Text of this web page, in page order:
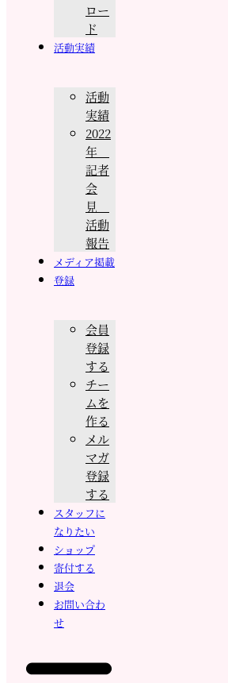
ロー
ド
活動実績
活動
実績
2022
年
記者
会
見
活動
報告
メディア掲載
登録
会員
登録
する
チー
ムを
作る
メル
マガ
登録
する
スタッフに
なりたい
ショップ
寄付する
退会
お問い合わ
せ